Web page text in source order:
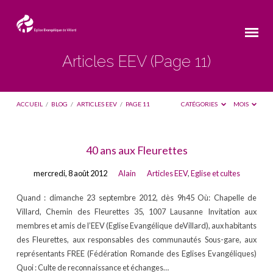
Articles EEV (Page 11)
ACCUEIL / BLOG / ARTICLES EEV / PAGE 11 CATÉGORIES MOIS
11)
40 ans aux Fleurettes
mercredi, 8 août 2012 Alain Articles EEV,Eglise et cultes
Quand : dimanche 23 septembre 2012, dès 9h45 Où: Chapelle de
Villard, Chemin des Fleurettes 35, 1007 Lausanne Invitation aux
membres et amis de l’EEV (Eglise Evangélique deVillard), aux habitants
des Fleurettes, aux responsables des communautés Sous-gare, aux
représentants FREE (Fédération Romande des Eglises Evangéliques)
Quoi : Culte de reconnaissance et échanges…